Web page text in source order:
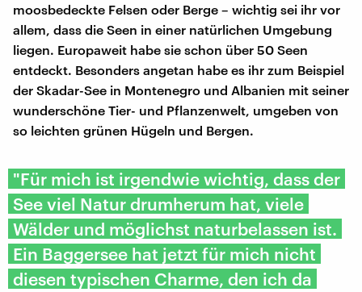
moosbedeckte Felsen oder Berge – wichtig sei ihr vor
allem, dass die Seen in einer natürlichen Umgebung
liegen. Europaweit habe sie schon über 50 Seen
entdeckt. Besonders angetan habe es ihr zum Beispiel
der Skadar-See in Montenegro und Albanien mit seiner
wunderschöne Tier- und Pflanzenwelt, umgeben von
so leichten grünen Hügeln und Bergen.
"Für mich ist irgendwie wichtig, dass der
See viel Natur drumherum hat, viele
Wälder und möglichst naturbelassen ist.
Ein Baggersee hat jetzt für mich nicht
diesen typischen Charme, den ich da